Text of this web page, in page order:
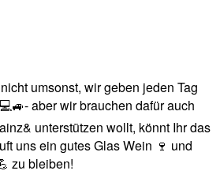
umsonst, wir geben jeden Tag
aber wir brauchen dafür auch
unterstützen wollt, könnt Ihr das
uns ein gutes Glas Wein 🍷 und
zu bleiben!